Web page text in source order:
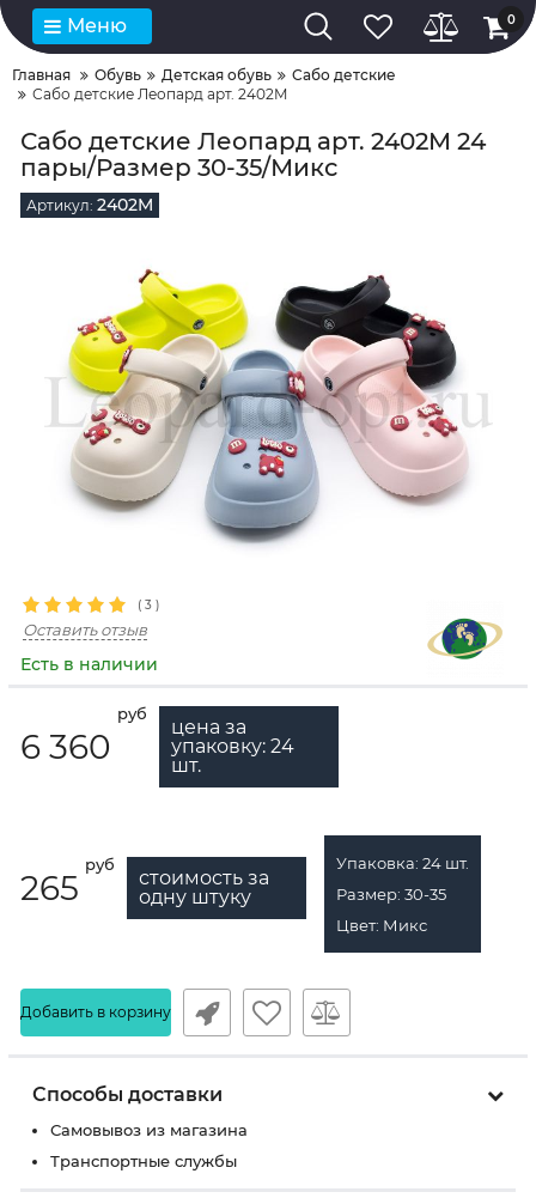
Меню 0
Главная Обувь Детская обувь
Сабо детские
Сабо детские Леопард арт. 2402M
Сабо детские Леопард арт. 2402M 24
пары/Размер 30-35/Микс
Артикул: 2402M
( 3 )
Оставить отзыв
Есть в наличии
6 360
руб
цена за
упаковку: 24
шт.
265
руб
стоимость за
одну штуку
Упаковка: 24 шт.
Размер: 30-35
Цвет: Микс
Добавить в корзину
Способы доставки
Самовывоз из магазина
Транспортные службы